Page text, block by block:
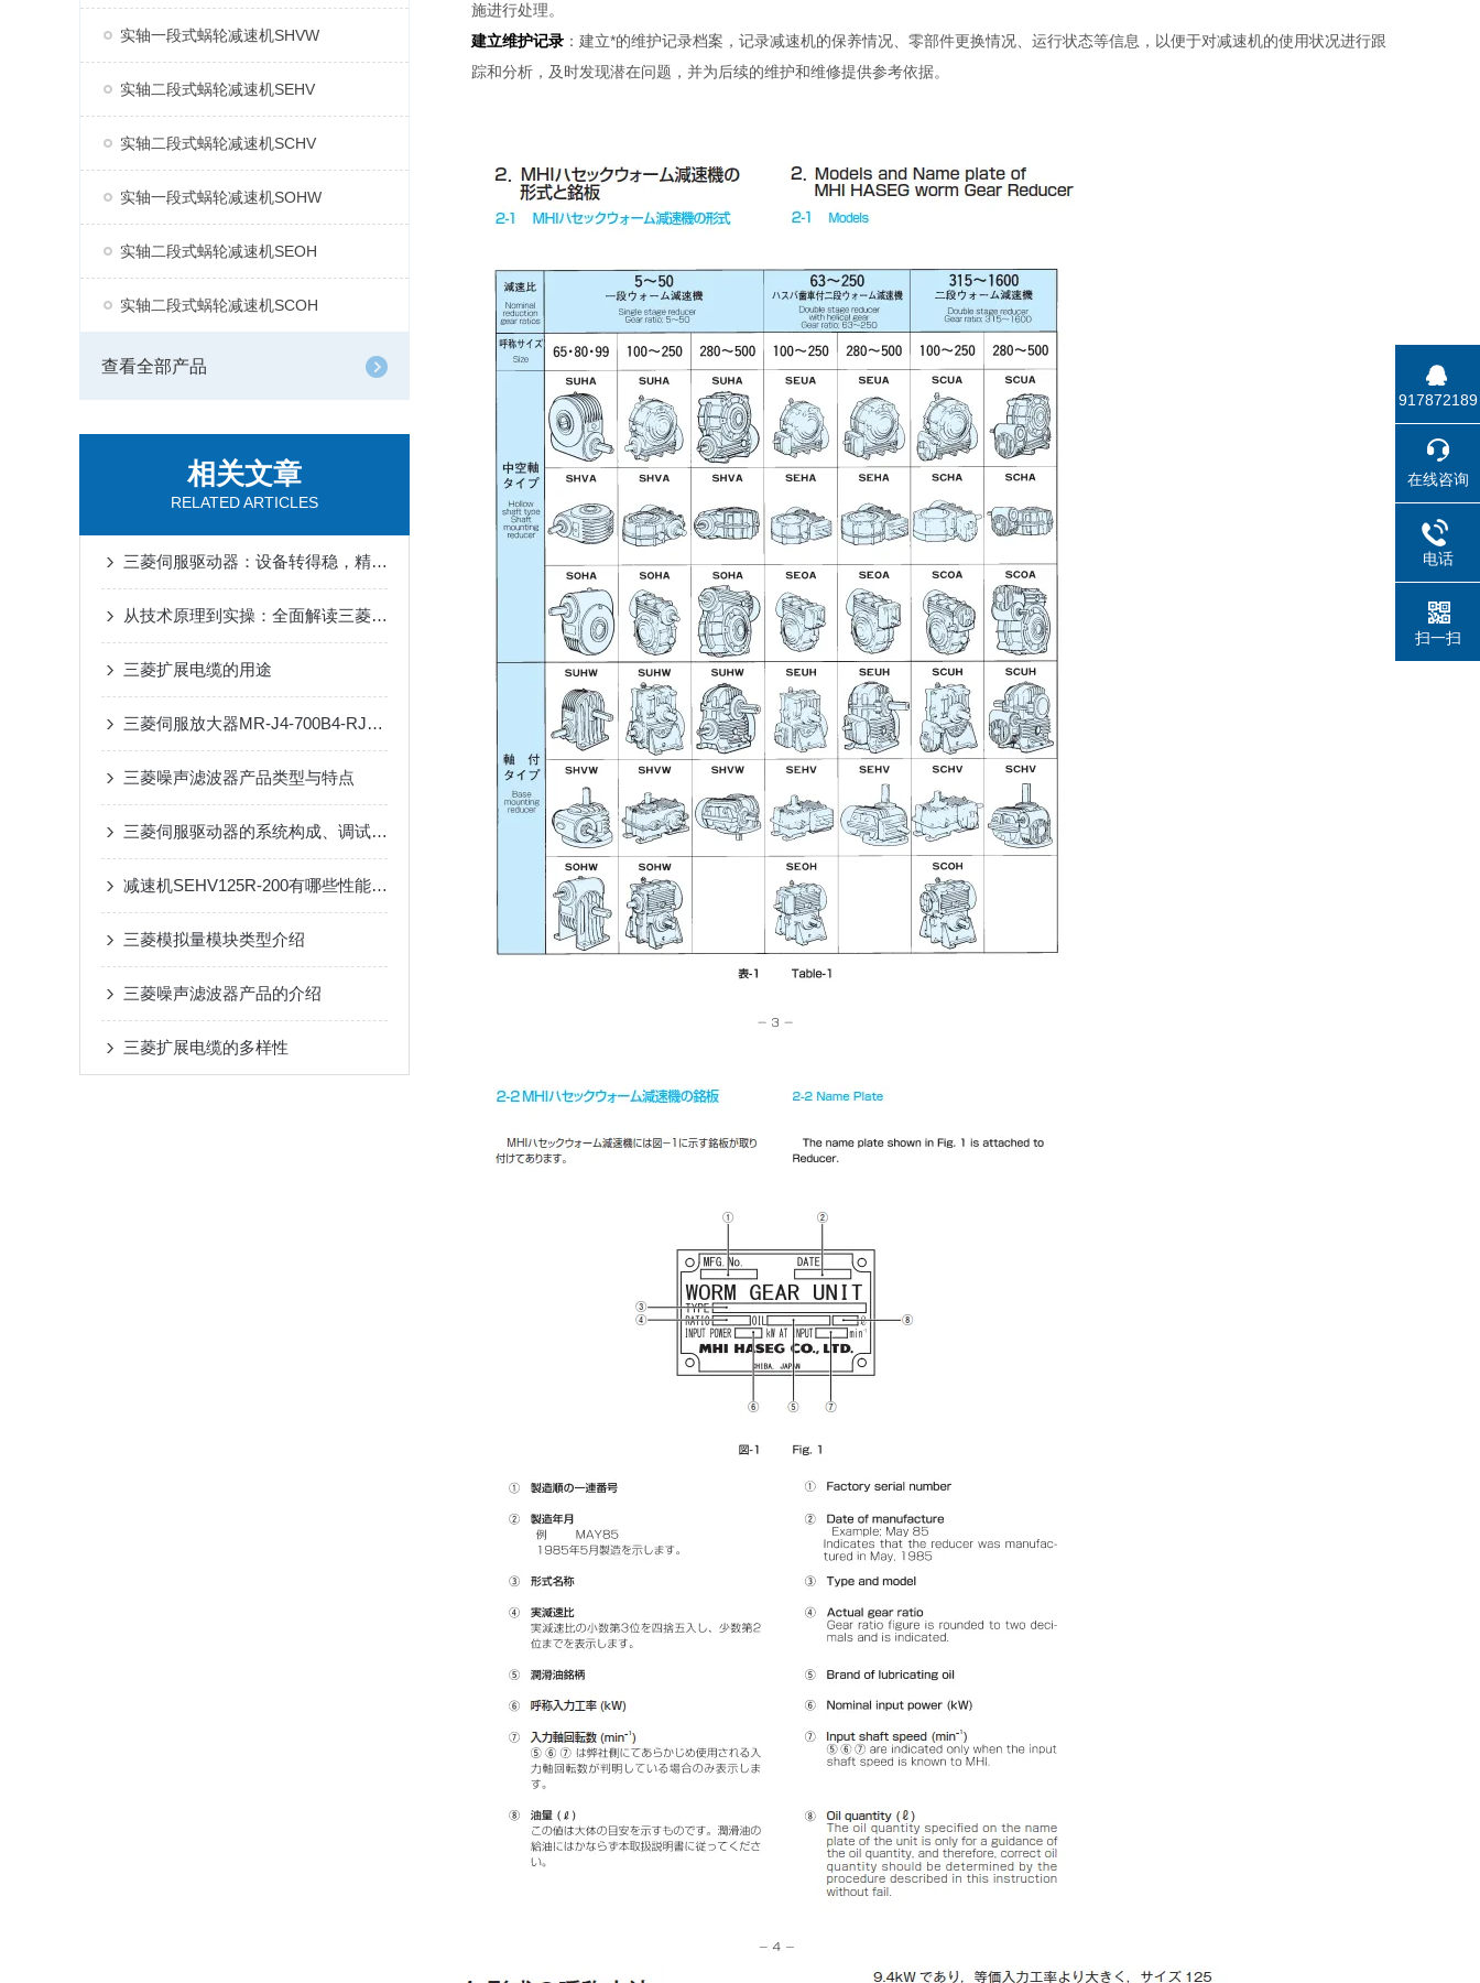
实轴一段式蜗轮减速机SHVW
实轴二段式蜗轮减速机SEHV
实轴二段式蜗轮减速机SCHV
实轴一段式蜗轮减速机SOHW
实轴二段式蜗轮减速机SEOH
实轴二段式蜗轮减速机SCOH
查看全部产品
相关文章
RELATED ARTICLES
三菱伺服驱动器：设备转得稳，精度才靠谱
从技术原理到实操：全面解读三菱伺服驱动器的性能优势
三菱扩展电缆的用途
三菱伺服放大器MR-J4-700B4-RJ：高性能驱动的智慧选择
三菱噪声滤波器产品类型与特点
三菱伺服驱动器的系统构成、调试流程、日常维护和常见问题处理
减速机SEHV125R-200有哪些性能参数和特点呢？
三菱模拟量模块类型介绍
三菱噪声滤波器产品的介绍
三菱扩展电缆的多样性
施进行处理。
建立维护记录 ：建立*的维护记录档案，记录减速机的保养情况、零部件更换情况、运行状态等信息，以便于对减速机的使用状况进行跟
踪和分析，及时发现潜在问题，并为后续的维护和维修提供参考依据。
917872189
在线咨询
电话
扫一扫